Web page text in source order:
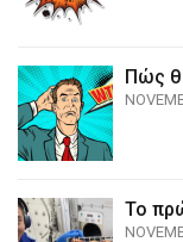
Πώς
Το